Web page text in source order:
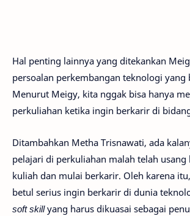
Hal penting lainnya yang ditekankan
persoalan perkembangan teknologi yang
Menurut Meigy, kita nggak bisa hanya
perkuliahan ketika ingin berkarir di
Ditambahkan Metha Trisnawati, ada
pelajari di perkuliahan malah telah
kuliah dan mulai berkarir. Oleh karena
betul serius ingin berkarir di dunia
soft skillyang harus dikuasai sebagai